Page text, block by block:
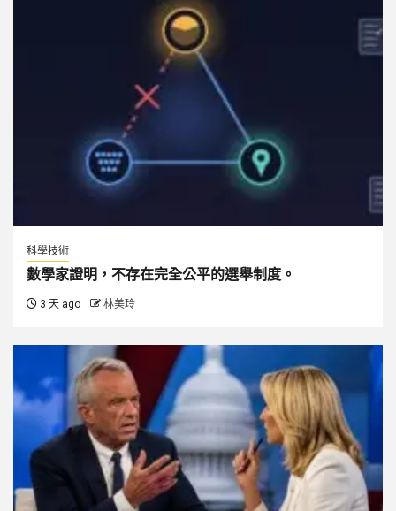
科學技術
數學家證明，不存在完全公平的選舉制度。
3 天 ago 林美玲